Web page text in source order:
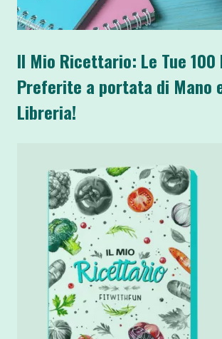
Il Mio Ricettario: Le Tue
Preferite a portata di Mano
Libreria!